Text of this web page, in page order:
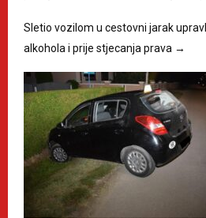
Sletio vozilom u cestovni jarak
alkohola i prije stjecanja prava →